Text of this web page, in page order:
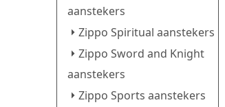
aanstekers
Zippo Spiritual aanstekers
Zippo Sword and Knight
aanstekers
Zippo Sports aanstekers